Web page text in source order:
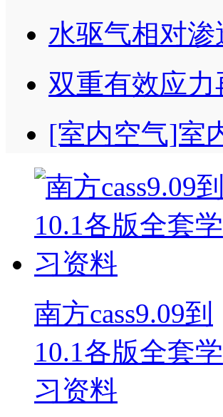
水驱气相对
双重有效应
[室内空气]室
南方cass9.09到
10.1各版全套学
习资料